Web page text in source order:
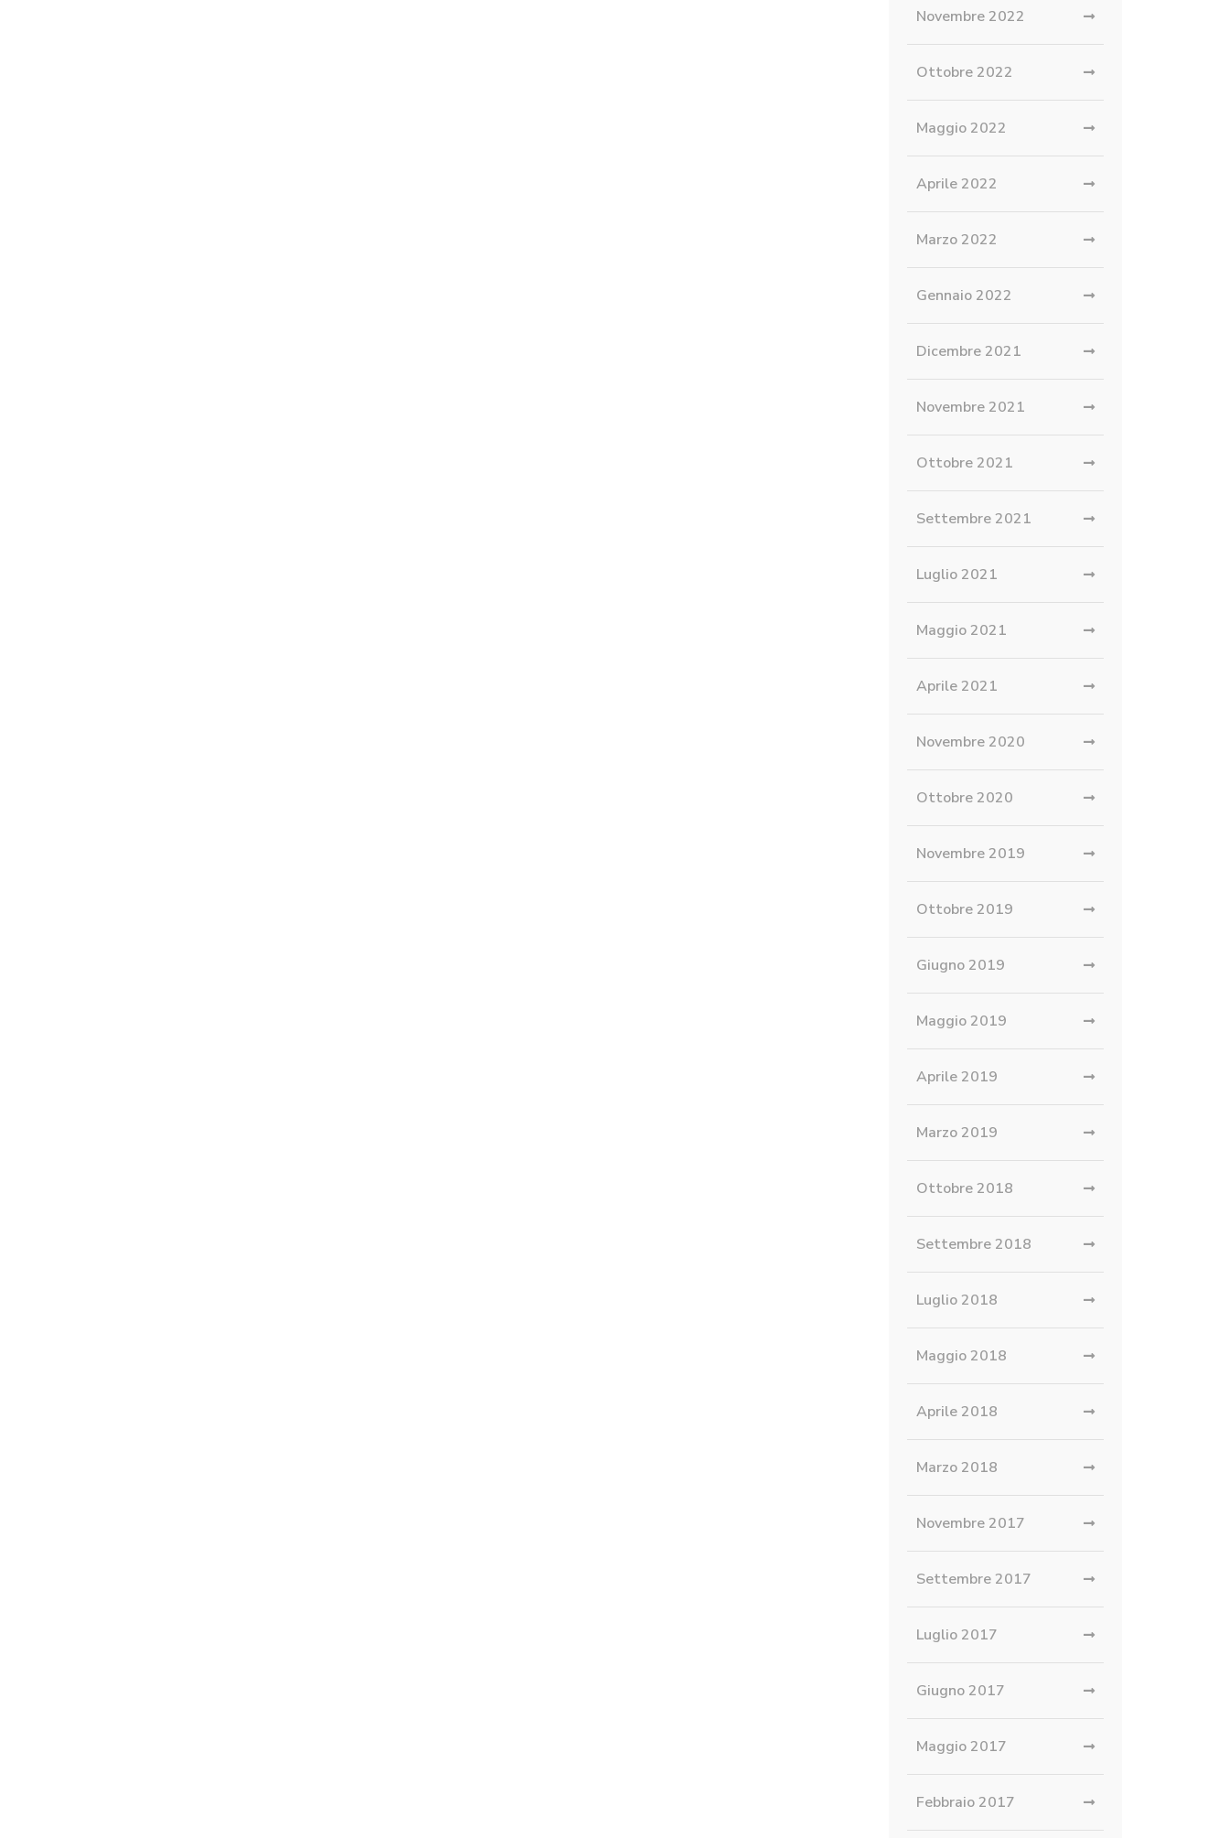
Novembre 2022
Ottobre 2022
Maggio 2022
Aprile 2022
Marzo 2022
Gennaio 2022
Dicembre 2021
Novembre 2021
Ottobre 2021
Settembre 2021
Luglio 2021
Maggio 2021
Aprile 2021
Novembre 2020
Ottobre 2020
Novembre 2019
Ottobre 2019
Giugno 2019
Maggio 2019
Aprile 2019
Marzo 2019
Ottobre 2018
Settembre 2018
Luglio 2018
Maggio 2018
Aprile 2018
Marzo 2018
Novembre 2017
Settembre 2017
Luglio 2017
Giugno 2017
Maggio 2017
Febbraio 2017